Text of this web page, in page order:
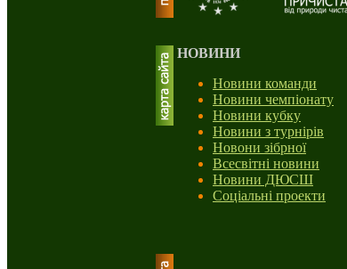
НОВИНИ
Новини команди
Новини чемпіонату
Новини кубку
Новини з турнірів
Новони зібрної
Всесвітні новини
Новини ДЮСШ
Соціальні проекти